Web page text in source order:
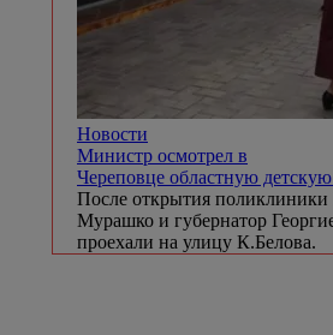
Новости
Министр осмотрел в
Череповце областную
После открытия
Мурашко и губернатор
проехали на улицу К.Белова.